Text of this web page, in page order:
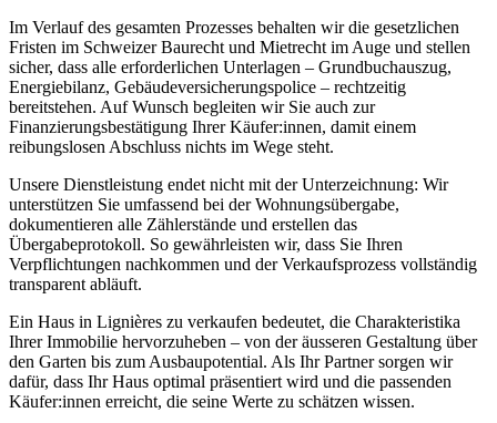
Im Verlauf des gesamten Prozesses behalten wir die gesetzlichen
Fristen im Schweizer Baurecht und Mietrecht im Auge und stellen
sicher, dass alle erforderlichen Unterlagen – Grundbuchauszug,
Energiebilanz, Gebäudeversicherungspolice – rechtzeitig
bereitstehen. Auf Wunsch begleiten wir Sie auch zur
Finanzierungsbestätigung Ihrer Käufer:innen, damit einem
reibungslosen Abschluss nichts im Wege steht.
Unsere Dienstleistung endet nicht mit der Unterzeichnung: Wir
unterstützen Sie umfassend bei der Wohnungsübergabe,
dokumentieren alle Zählerstände und erstellen das
Übergabeprotokoll. So gewährleisten wir, dass Sie Ihren
Verpflichtungen nachkommen und der Verkaufsprozess vollständig
transparent abläuft.
Ein Haus in Lignières zu verkaufen bedeutet, die Charakteristika
Ihrer Immobilie hervorzuheben – von der äusseren Gestaltung über
den Garten bis zum Ausbaupotential. Als Ihr Partner sorgen wir
dafür, dass Ihr Haus optimal präsentiert wird und die passenden
Käufer:innen erreicht, die seine Werte zu schätzen wissen.